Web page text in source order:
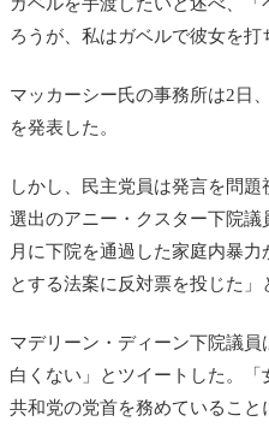
ろうが、私はガベルで彼女を打
マッカーシー氏の事務所は2日
を発表した。
しかし、民主党員は発言を問
選出のアニー・クスター下院
月に下院を通過した家庭内暴
とする法案に反対票を投じた」
マデリーン・ディーン下院議
白くない」とツイートした。
共和党の党首を務めていること